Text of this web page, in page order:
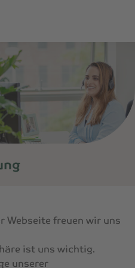
Webseite freuen wir uns
ist uns wichtig.
unserer